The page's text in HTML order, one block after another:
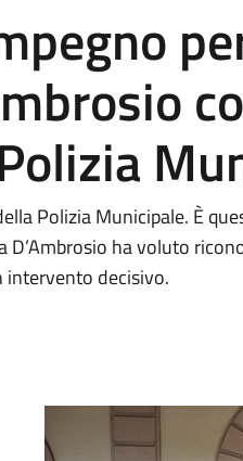
Polizia Municipale. È
ha voluto
intervento decisivo.